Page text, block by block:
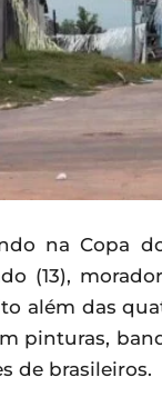
na Copa
(13),
além das
pinturas,
de brasileiros.